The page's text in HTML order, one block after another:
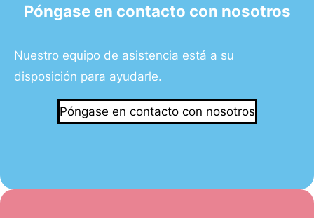
Póngase en contacto con nosotros
Nuestro equipo de asistencia está a su
disposición para ayudarle.
Póngase en contacto con nosotros